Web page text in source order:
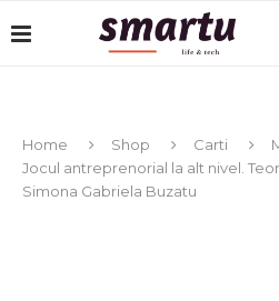
Home Shop Carti
Jocul antreprenorial la alt nivel.
Simona Gabriela Buzatu